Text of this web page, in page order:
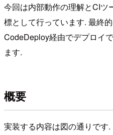
今回は内部動作の理解とCIツ
標として行っています. 最終
CodeDeploy経由でデプロイ
ます.
概要
実装する内容は図の通りです.